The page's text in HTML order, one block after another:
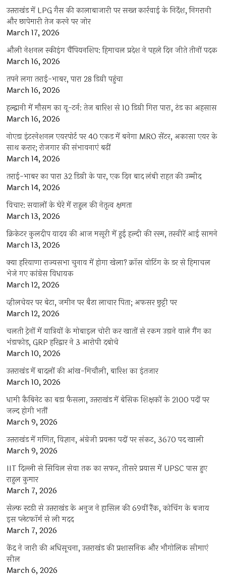
उत्तराखंड में LPG गैस की कालाबाजारी पर सख्त कार्रवाई के निर्देश, निगरानी
और छापेमारी तेज करने पर जोर
March 17, 2026
औली नेशनल स्कीइंग चैंपियनशिप: हिमाचल प्रदेश ने पहले दिन जीते तीनों पदक
March 16, 2026
तपने लगा तराई-भाबर, पारा 28 डिग्री पहुंचा
March 16, 2026
हल्द्वानी में मौसम का यू-टर्न: तेज बारिश से 10 डिग्री गिरा पारा, ठंड का अहसास
March 16, 2026
नोएडा इंटरनेशनल एयरपोर्ट पर 40 एकड़ में बनेगा MRO सेंटर, अकासा एयर के
साथ करार; रोजगार की संभावनाएं बढ़ीं
March 14, 2026
तराई-भाबर का पारा 32 डिग्री के पार, एक दिन बाद लंबी राहत की उम्मीद
March 14, 2026
विचार: सवालों के घेरे में राहुल की नेतृत्व क्षमता
March 13, 2026
क्रिकेटर कुलदीप यादव की आज मसूरी में हुई हल्दी की रस्म, तस्वीरें आई सामने
March 13, 2026
क्या हरियाणा राज्यसभा चुनाव में होगा खेला? क्रॉस वोटिंग के डर से हिमाचल
भेजे गए कांग्रेस विधायक
March 12, 2026
व्हीलचेयर पर बेटा, जमीन पर बैठा लाचार पिता; अफसर छुट्टी पर
March 12, 2026
चलती ट्रेनों में यात्रियों के मोबाइल चोरी कर खातों से रकम उड़ाने वाले गैंग का
भंडाफोड़, GRP हरिद्वार ने 3 आरोपी दबोचे
March 10, 2026
उत्तराखंड में बादलों की आंख-मिचौली, बारिश का इंतजार
March 10, 2026
धामी कैबिनेट का बड़ा फैसला, उत्तराखंड में बेसिक शिक्षकों के 2100 पदों पर
जल्द होगी भर्ती
March 9, 2026
उत्तराखंड में गणित, विज्ञान, अंग्रेजी प्रवक्ता पदों पर संकट, 3670 पद खाली
March 9, 2026
IIT दिल्ली से सिविल सेवा तक का सफर, तीसरे प्रयास में UPSC पास हुए
राहुल कुमार
March 7, 2026
सेल्फ स्टडी से उत्तराखंड के अनुज ने हासिल की 69वीं रैंक, कोचिंग के बजाय
इस प्लेटफॉर्म से ली मदद
March 7, 2026
केंद्र ने जारी की अधिसूचना, उत्तराखंड की प्रशासनिक और भौगोलिक सीमाएं
सील
March 6, 2026